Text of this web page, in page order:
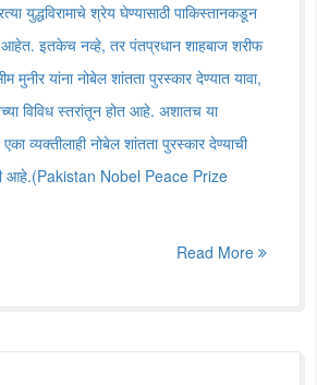
युद्धविरामाचे श्रेय घेण्यासाठी पाकिस्तानकडून
आहेत. इतकेच नव्हे, तर पंतप्रधान शाहबाज शरीफ
यांना नोबेल शांतता पुरस्कार देण्यात यावा,
विविध स्तरांतून होत आहे. अशातच या
व्यक्तीलाही नोबेल शांतता पुरस्कार देण्याची
आहे.(Pakistan Nobel Peace Prize
Read More